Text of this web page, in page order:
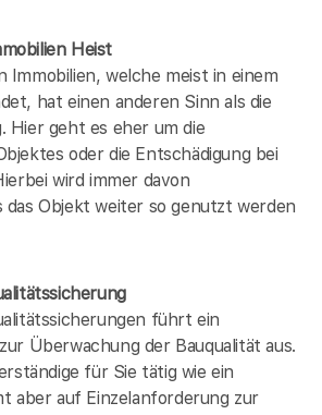
Heist
Immobilien, welche meist in einem
hat einen anderen Sinn als die
Hier geht es eher um die
oder die Entschädigung bei
wird immer davon
das Objekt weiter so genutzt werden
führt ein
Überwachung der Bauqualität aus.
für Sie tätig wie ein
aber auf Einzelanforderung zur